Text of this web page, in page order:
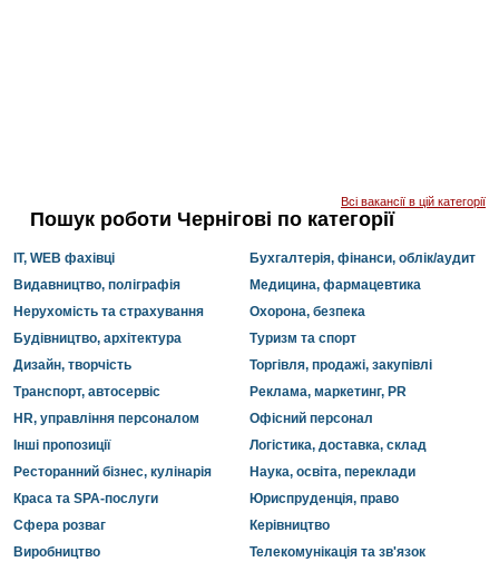
Всі вакансії в цій категорії
Пошук роботи Чернігові по категорії
IT, WEB фахівці
Бухгалтерія, фінанси, облік/аудит
Видавництво, поліграфія
Медицина, фармацевтика
Нерухомість та страхування
Охорона, безпека
Будівництво, архітектура
Туризм та спорт
Дизайн, творчість
Торгівля, продажі, закупівлі
Транспорт, автосервіс
Реклама, маркетинг, PR
HR, управління персоналом
Офісний персонал
Інші пропозиції
Логістика, доставка, склад
Ресторанний бізнес, кулінарія
Наука, освіта, переклади
Краса та SPA-послуги
Юриспруденція, право
Сфера розваг
Керівництво
Виробництво
Телекомунікація та зв'язок